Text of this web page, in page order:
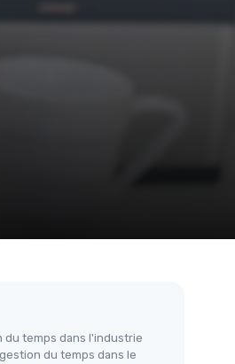
du temps dans l'industrie
du temps dans le